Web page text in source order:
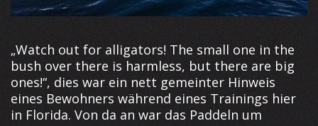
„Watch out for alligators! The small one in the
bush over there is harmless, but there are big
ones!“, dies war ein nett gemeinter Hinweis
eines Bewohners während eines Trainings hier
in Florida. Von da an war das Paddeln um